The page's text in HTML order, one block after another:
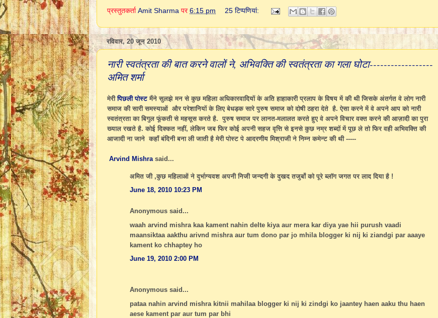
प्रस्तुतकर्ता Amit Sharma पर 6:15 pm 25 टिप्‍पणियां:
रविवार, 20 जून 2010
नारी स्वतंत्रता की बात करने वालों ने, अभिवक्ति की स्वतंत्रता का गला घोटा------------------
अमित शर्मा
मेरीपिछली पोस्ट मैंने सुलझे मन से कुछ महिला अधिकारवादियों के अति हाहाकारी प्रलाप के विषय में की थी जिसके अंतर्गत वे लोग नारी
समाज की सारी समस्याओं और परेशानियों के लिए बेधड़क सारे पुरुष समाज को दोषी ठहरा देते है. ऐसा करने में वे अपने आप को नारी
स्वतंत्रता का बिगुल फूंकती से महसूस करते है. पुरुष समाज पर लानत-मलालत करते हुए वे अपने विचार वक्त करने की आज़ादी का पुरा
ख्याल रखते है. कोई दिक्कत नहीं, लेकिन जब फिर कोई अपनी सहज वृत्ति से इनसे कुछ नम्र शब्दों में पूछ ले तो फिर वही अभिवक्ति की
आजादी ना जाने कहाँ बंदिनी बना ली जाती है मेरी पोस्ट पे आदरणीय मिश्राजी ने निम्न कमेन्ट की थी -----
Arvind Mishra said...
अमित जी ,कुछ महिलाओं ने दुर्भाग्यवश अपनी निजी जन्दगी के दुखद तजुर्बों को पूरे ब्लॉग जगत पर लाद दिया है !
June 18, 2010 10:23 PM
Anonymous said...
waah arvind mishra kaa kament nahin delte kiya aur mera kar diya yae hii purush vaadi
maansiktaa aakthu arivnd mishra aur tum dono par jo mhila blogger ki nij ki ziandgi par aaaye
kament ko chhaptey ho
June 19, 2010 2:00 PM
Anonymous said...
pataa nahin arvind mishra kitnii mahilaa blogger ki nij ki zindgi ko jaantey haen aaku thu haen
aese kament par aur tum par bhi